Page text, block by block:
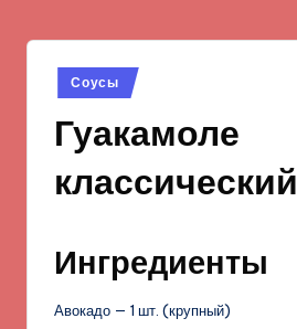
Опубликовано
в
Соусы
Гуакамоле
классический
Ингредиенты
Авокадо — 1 шт. (крупный)